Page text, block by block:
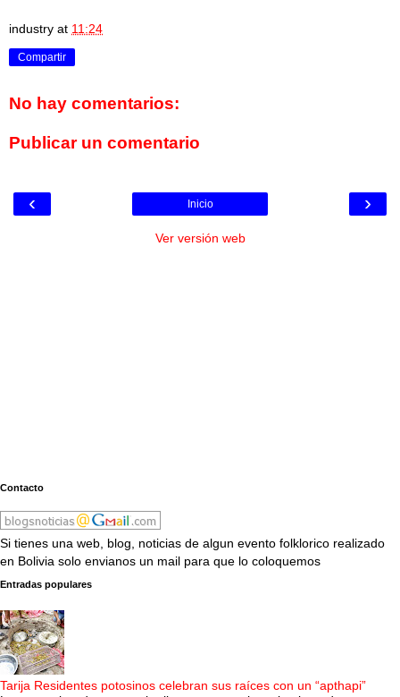
industry at 11:24
Compartir
No hay comentarios:
Publicar un comentario
‹ ›
Inicio
Ver versión web
Contacto
Si tienes una web, blog, noticias de algun evento folklorico realizado
en Bolivia solo envianos un mail para que lo coloquemos
Entradas populares
Tarija Residentes potosinos celebran sus raíces con un “apthapi”